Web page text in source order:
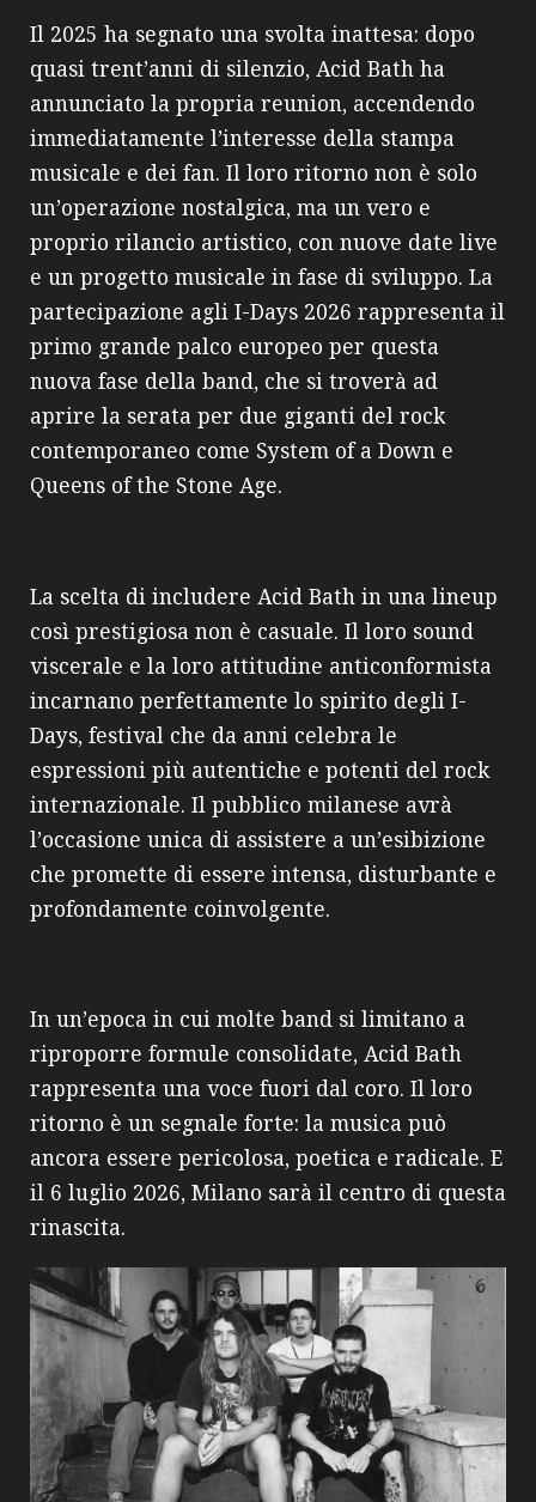
Il 2025 ha segnato una svolta inattesa: dopo
quasi trent’anni di silenzio, Acid Bath ha
annunciato la propria reunion, accendendo
immediatamente l’interesse della stampa
musicale e dei fan. Il loro ritorno non è solo
un’operazione nostalgica, ma un vero e
proprio rilancio artistico, con nuove date live
e un progetto musicale in fase di sviluppo. La
partecipazione agli I-Days 2026 rappresenta il
primo grande palco europeo per questa
nuova fase della band, che si troverà ad
aprire la serata per due giganti del rock
contemporaneo come System of a Down e
Queens of the Stone Age.
La scelta di includere Acid Bath in una lineup
così prestigiosa non è casuale. Il loro sound
viscerale e la loro attitudine anticonformista
incarnano perfettamente lo spirito degli I-
Days, festival che da anni celebra le
espressioni più autentiche e potenti del rock
internazionale. Il pubblico milanese avrà
l’occasione unica di assistere a un’esibizione
che promette di essere intensa, disturbante e
profondamente coinvolgente.
In un’epoca in cui molte band si limitano a
riproporre formule consolidate, Acid Bath
rappresenta una voce fuori dal coro. Il loro
ritorno è un segnale forte: la musica può
ancora essere pericolosa, poetica e radicale. E
il 6 luglio 2026, Milano sarà il centro di questa
rinascita.